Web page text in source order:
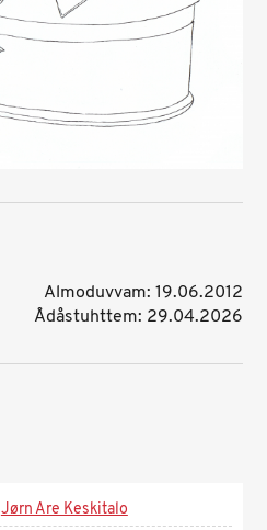
Almoduvvam: 19.06.2012
Ådåstuhttem: 29.04.2026
Jørn Are Keskitalo